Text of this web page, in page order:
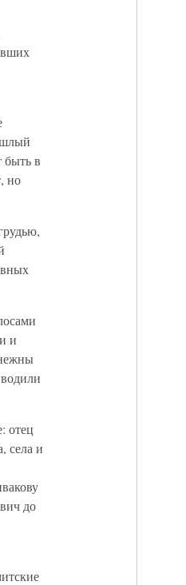
быть в
но
и
отец
села и
до